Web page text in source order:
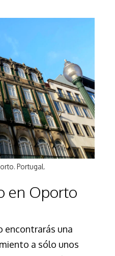
Portugal.
en Oporto
encontrarás una
a sólo unos